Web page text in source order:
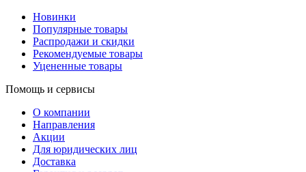
Новинки
Популярные товары
Распродажи и скидки
Рекомендуемые товары
Уцененные товары
Помощь и сервисы
О компании
Направления
Акции
Для юридических лиц
Доставка